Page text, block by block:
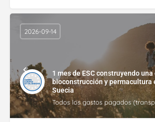
1 mes de ESC construyendo
bioconstrucción y permacultura
Suecia
Todos los gastos pagados
2026-09-14